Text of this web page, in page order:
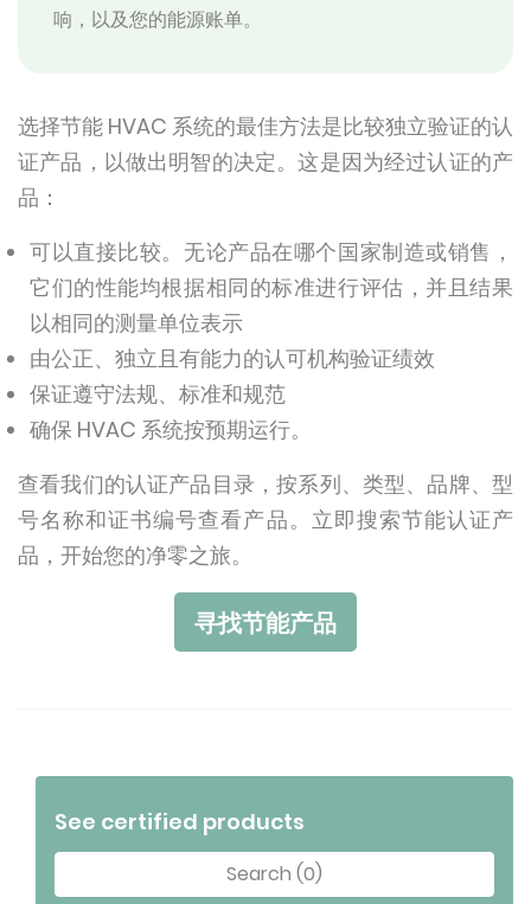
响，以及您的能源账单。
选择节能 HVAC 系统的最佳方法是比较独立验证的认
证产品，以做出明智的决定。这是因为经过认证的产
品：
可以直接比较。无论产品在哪个国家制造或销售，
它们的性能均根据相同的标准进行评估，并且结果
以相同的测量单位表示
由公正、独立且有能力的认可机构验证绩效
保证遵守法规、标准和规范
确保 HVAC 系统按预期运行。
查看我们的认证产品目录，按系列、类型、品牌、型
号名称和证书编号查看产品。立即搜索节能认证产
品，开始您的净零之旅。
寻找节能产品
See certified products
Search (0)